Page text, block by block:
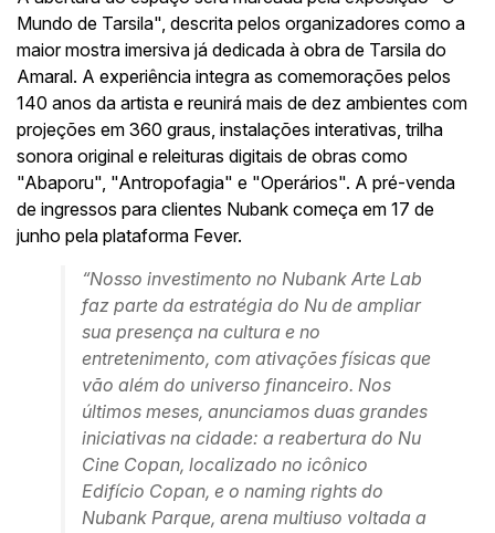
Mundo de Tarsila", descrita pelos organizadores como a
maior mostra imersiva já dedicada à obra de Tarsila do
Amaral. A experiência integra as comemorações pelos
140 anos da artista e reunirá mais de dez ambientes com
projeções em 360 graus, instalações interativas, trilha
sonora original e releituras digitais de obras como
"Abaporu", "Antropofagia" e "Operários". A pré-venda
de ingressos para clientes Nubank começa em 17 de
junho pela plataforma Fever.
“Nosso investimento no Nubank Arte Lab
faz parte da estratégia do Nu de ampliar
sua presença na cultura e no
entretenimento, com ativações físicas que
vão além do universo financeiro. Nos
últimos meses, anunciamos duas grandes
iniciativas na cidade: a reabertura do Nu
Cine Copan, localizado no icônico
Edifício Copan, e o naming rights do
Nubank Parque, arena multiuso voltada a